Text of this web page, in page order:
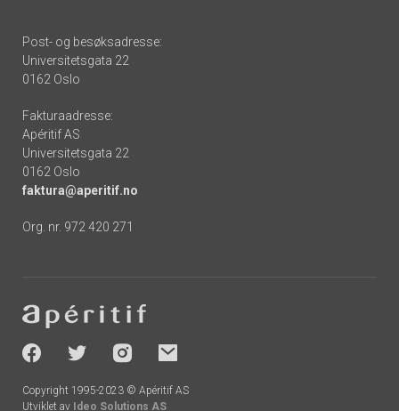
Post- og besøksadresse:
Universitetsgata 22
0162 Oslo
Fakturaadresse:
Apéritif AS
Universitetsgata 22
0162 Oslo
faktura@aperitif.no
Org. nr. 972 420 271
-
socials
Copyright 1995-2023 © Apéritif AS
Utviklet av Ideo Solutions AS